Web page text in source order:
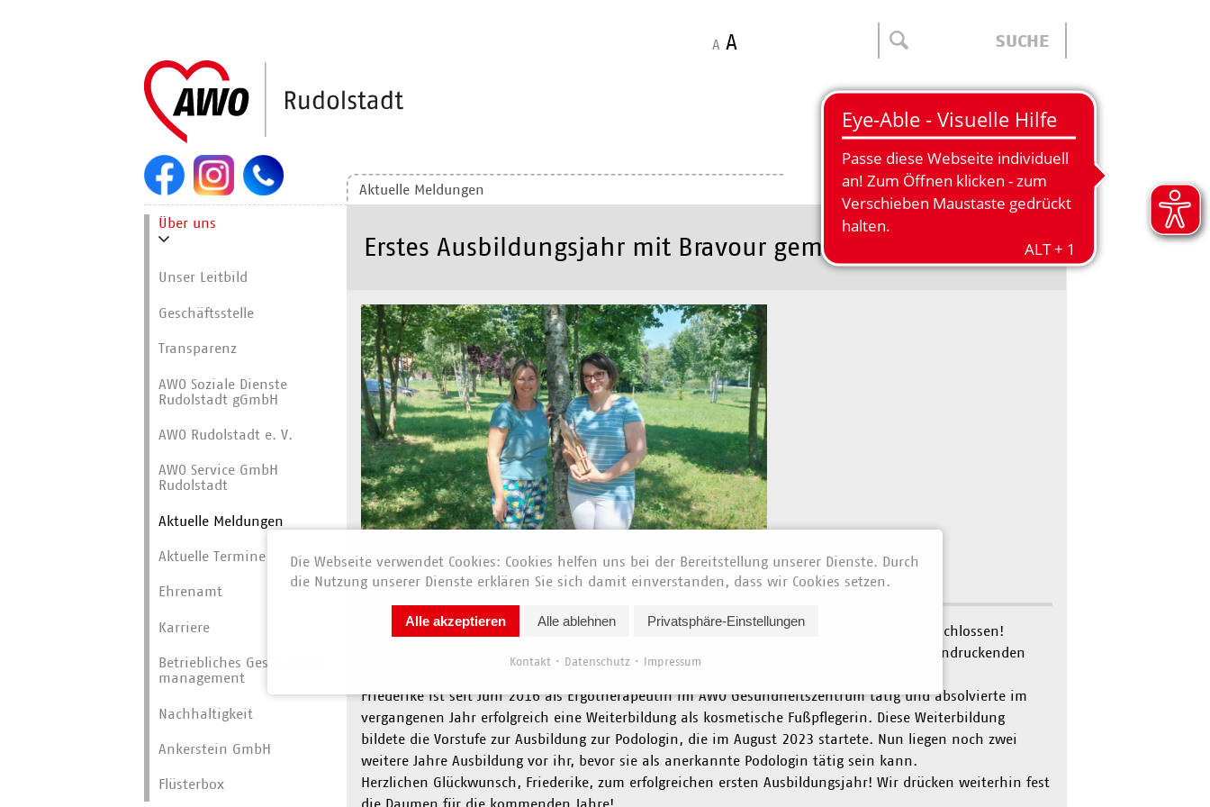
A A
ÜBER UNS
Aktuelle Meldungen
Erstes Ausbildungsjahr mit Bravour gemeistert!
AWO News vom 27. Juni 2024
Friederike Schröter hat ihr erstes Ausbildungsjahr zur Podologin mit der Bestnote 1 abgeschlossen!
Melanie Adam, Leiterin des AWO Gesundheitszentrums, gratuliert herzlich zu diesem beeindruckenden
Friederike ist seit Juni 2016 als Ergotherapeutin im AWO Gesundheitszentrum tätig und absolvierte im
vergangenen Jahr erfolgreich eine Weiterbildung als kosmetische Fußpflegerin. Diese Weiterbildung
bildete die Vorstufe zur Ausbildung zur Podologin, die im August 2023 startete. Nun liegen noch zwei
weitere Jahre Ausbildung vor ihr, bevor sie als anerkannte Podologin tätig sein kann.
Herzlichen Glückwunsch, Friederike, zum erfolgreichen ersten Ausbildungsjahr! Wir drücken weiterhin fest
Navigation
überspringen
Über uns
Unser Leitbild
Geschäftsstelle
Transparenz
AWO Soziale Dienste
Rudolstadt gGmbH
AWO Rudolstadt e. V.
AWO Service GmbH
Rudolstadt
Aktuelle Meldungen
Aktuelle Termine
Ehrenamt
Karriere
Betriebliches Gesundheits­
manage­ment
Nachhaltigkeit
Ankerstein GmbH
Flüsterbox
Die Webseite verwendet Cookies: Cookies helfen uns bei der Bereitstellung unserer Dienste. Durch
die Nutzung unserer Dienste erklären Sie sich damit einverstanden, dass wir Cookies setzen.
Alle akzeptieren Alle ablehnen Privatsphäre-Einstellungen
Kontakt Datenschutz Impressum